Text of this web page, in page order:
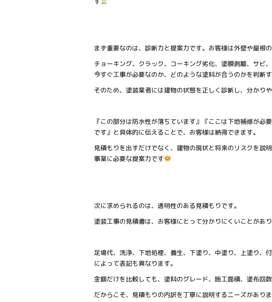
まず重要なのは、診断力と提案力です。お客様は外壁や屋根
チョーキング、クラック、コーキング劣化、塗膜剥離、サビ
今すぐ工事が必要なのか、どのような塗料が合うのかを判断
そのため、塗装業者には建物の状態を正しく診断し、分かり
『この部分は防水性が落ちています』『ここは下地補修が
です』と具体的に伝えることで、お客様は納得できます。
見積もりを出すだけでなく、建物の現状と将来のリスクを説
事業に必要な提案力です
次に求められるのは、透明性のある見積もりです。
塗装工事の見積書は、お客様にとって分かりにくいことがあり
足場代、洗浄、下地処理、養生、下塗り、中塗り、上塗り、
によって表記も異なります。
金額だけを比較しても、塗料のグレード、施工面積、塗布回
だからこそ、見積もりの内訳を丁寧に説明するニーズがありま